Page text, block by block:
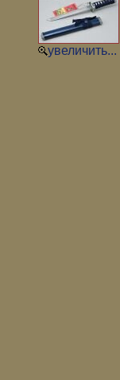
увеличить...